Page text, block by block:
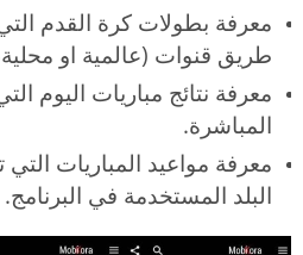
معرفة بطولات كرة القدم
طريق قنوات (عالمية او
معرفة نتائج مباريات اليوم
المباشرة.
معرفة مواعيد المباريات
البلد المستخدمة في البرنامج.